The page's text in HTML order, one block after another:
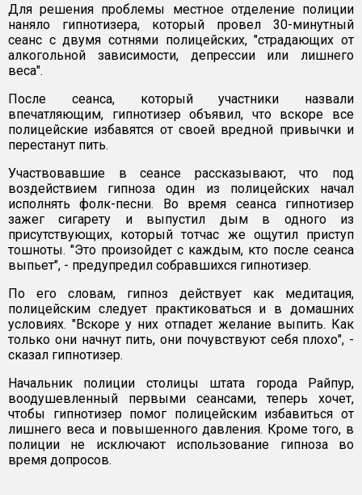
Для решения проблемы местное отделение полиции
наняло гипнотизера, который провел 30-минутный
сеанс с двумя сотнями полицейских, "страдающих от
алкогольной зависимости, депрессии или лишнего
веса".
После сеанса, который участники назвали
впечатляющим, гипнотизер объявил, что вскоре все
полицейские избавятся от своей вредной привычки и
перестанут пить.
Участвовавшие в сеансе рассказывают, что под
воздействием гипноза один из полицейских начал
исполнять фолк-песни. Во время сеанса гипнотизер
зажег сигарету и выпустил дым в одного из
присутствующих, который тотчас же ощутил приступ
тошноты. "Это произойдет с каждым, кто после сеанса
выпьет", - предупредил собравшихся гипнотизер.
По его словам, гипноз действует как медитация,
полицейским следует практиковаться и в домашних
условиях. "Вскоре у них отпадет желание выпить. Как
только они начнут пить, они почувствуют себя плохо", -
сказал гипнотизер.
Начальник полиции столицы штата города Райпур,
воодушевленный первыми сеансами, теперь хочет,
чтобы гипнотизер помог полицейским избавиться от
лишнего веса и повышенного давления. Кроме того, в
полиции не исключают использование гипноза во
время допросов.